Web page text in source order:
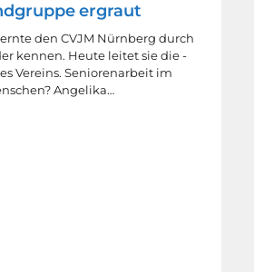
ergraut
den CVJM Nürnberg durch
kennen. Heute leitet sie die
Vereins. Seniorenarbeit im
Angelika…